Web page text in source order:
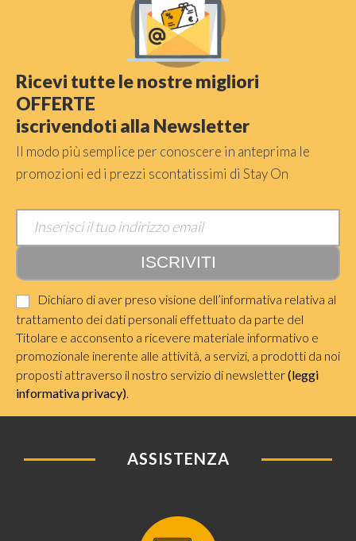
Ricevi tutte le nostre migliori
OFFERTE
iscrivendoti alla Newsletter
Il modo più semplice per conoscere in anteprima le
promozioni ed i prezzi scontatissimi di Stay On
Dichiaro di aver preso visione dell’informativa relativa al
trattamento dei dati personali effettuato da parte del
Titolare e acconsento a ricevere materiale informativo e
promozionale inerente alle attività, a servizi, a prodotti da noi
proposti attraverso il nostro servizio di newsletter(leggi
informativa privacy).
ASSISTENZA